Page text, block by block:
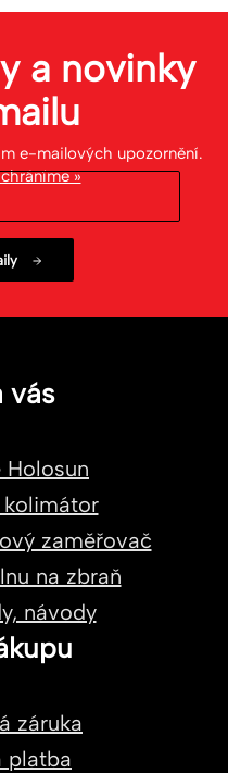
a novinky
e-mailových upozornění.
»
vás
Holosun
zaměřovač
na zbraň
návody
záruka
platba